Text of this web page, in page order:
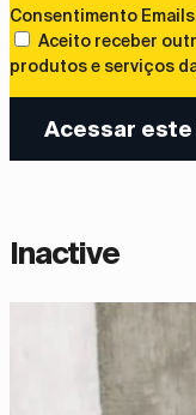
Consentimento Emails
Aceito receber
produtos e serviços
Acessar
Inactive